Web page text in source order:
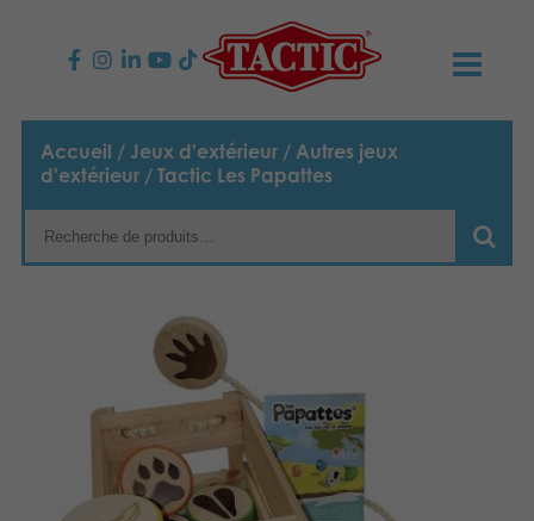
PRODUITS
Jeux enfants
Jeux famille
Jeux Adultes
Jeux d’extérieur
Puzzles
Jouets
NOUVEAUTÉS
TACTIC
Code de conduite
Responsabilité
Notre histoire
Contactez nous
Média
Nederlands
Accueil / Jeux d'extérieur / Autres jeux
d'extérieur / Tactic Les Papattes